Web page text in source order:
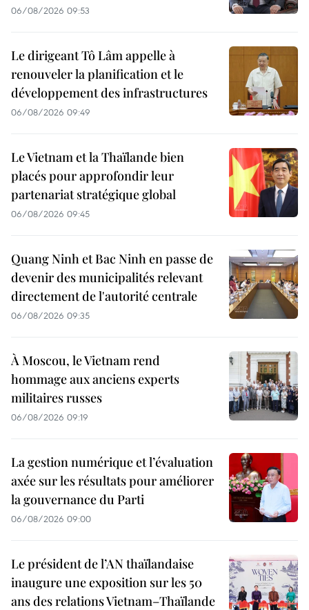
06/08/2026 09:53
Le dirigeant Tô Lâm appelle à
renouveler la planification et le
développement des infrastructures
06/08/2026 09:49
Le Vietnam et la Thaïlande bien
placés pour approfondir leur
partenariat stratégique global
06/08/2026 09:45
Quang Ninh et Bac Ninh en passe de
devenir des municipalités relevant
directement de l'autorité centrale
06/08/2026 09:35
À Moscou, le Vietnam rend
hommage aux anciens experts
militaires russes
06/08/2026 09:19
La gestion numérique et l’évaluation
axée sur les résultats pour améliorer
la gouvernance du Parti
06/08/2026 09:00
Le président de l’AN thaïlandaise
inaugure une exposition sur les 50
ans des relations Vietnam–Thaïlande